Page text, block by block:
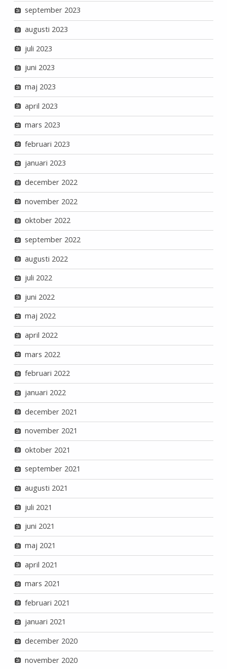
september 2023
augusti 2023
juli 2023
juni 2023
maj 2023
april 2023
mars 2023
februari 2023
januari 2023
december 2022
november 2022
oktober 2022
september 2022
augusti 2022
juli 2022
juni 2022
maj 2022
april 2022
mars 2022
februari 2022
januari 2022
december 2021
november 2021
oktober 2021
september 2021
augusti 2021
juli 2021
juni 2021
maj 2021
april 2021
mars 2021
februari 2021
januari 2021
december 2020
november 2020